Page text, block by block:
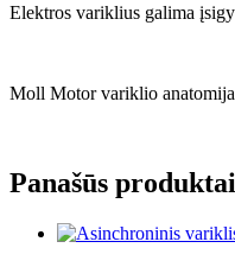
Elektros variklius galima
Moll Motor variklio anatomija
Panašūs produktai